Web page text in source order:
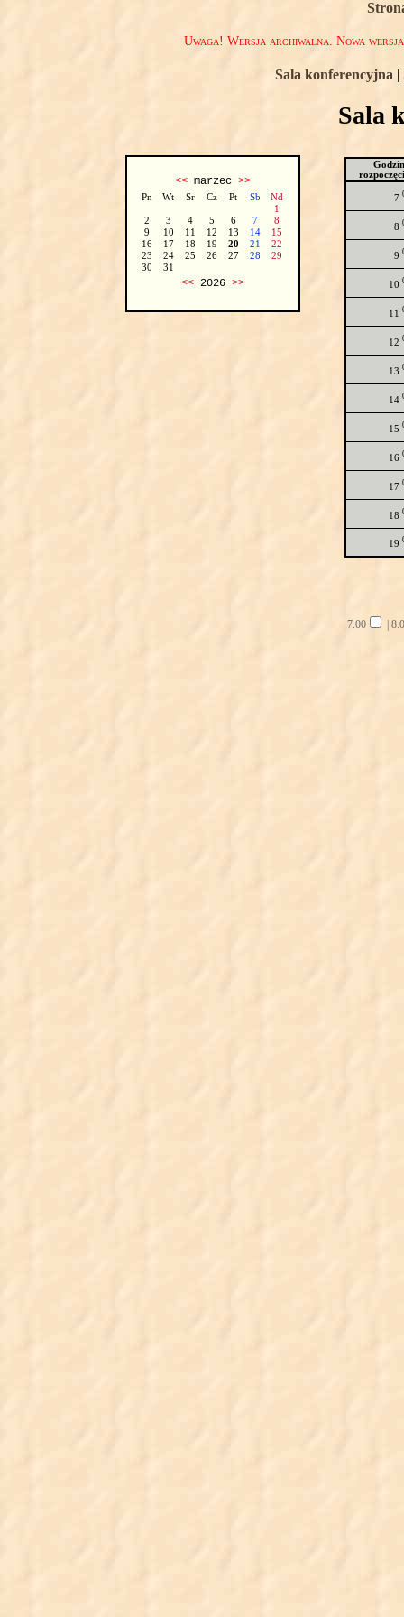
Uwaga! Wersja archiwalna. Nowa
Sala konferencyjna |
Sala
<<marzec >>
Pn Wt Sr Cz Pt Sb
Nd
1
2
3 4 5 6 7
8
9
10 11 12 13 14
15
16
17 18 19 20 21
22
23
24 25 26 27 28
29
30
31
<<2026 >>
7
8
9
10
11
12
13
14
15
16
17
18
19
7.00